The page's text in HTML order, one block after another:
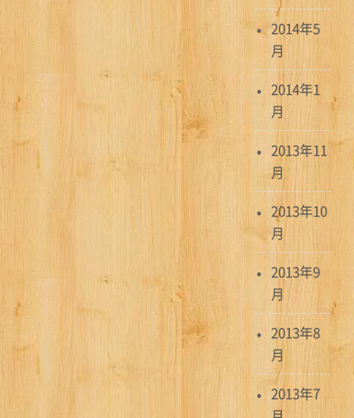
2014年5
月
2014年1
月
2013年11
月
2013年10
月
2013年9
月
2013年8
月
2013年7